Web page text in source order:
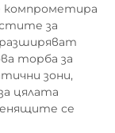
компрометира
за
разширяват
торба за
зони,
цялата
се